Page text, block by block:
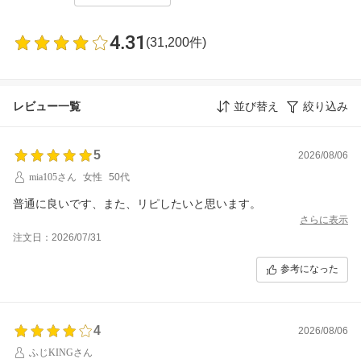
4.31 (31,200件)
レビュー一覧 並び替え 絞り込み
5
2026/08/06
mia105さん
女性 50代
普通に良いです、また、リピしたいと思います。
さらに表示
注文日：2026/07/31
参考になった
4
2026/08/06
ふじKINGさん